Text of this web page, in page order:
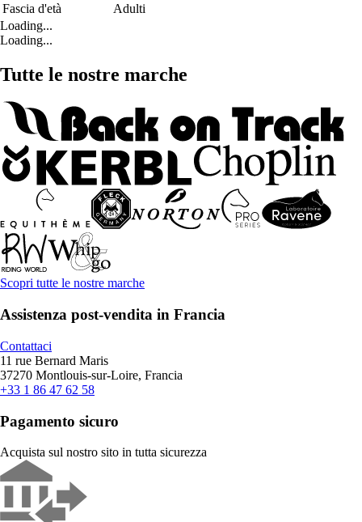
Fascia d'età
Adulti
Loading...
Loading...
Tutte le nostre marche
Scopri tutte le nostre marche
Assistenza post-vendita in Francia
Contattaci
11 rue Bernard Maris
37270 Montlouis-sur-Loire, Francia
+33 1 86 47 62 58
Pagamento sicuro
Acquista sul nostro sito in tutta sicurezza